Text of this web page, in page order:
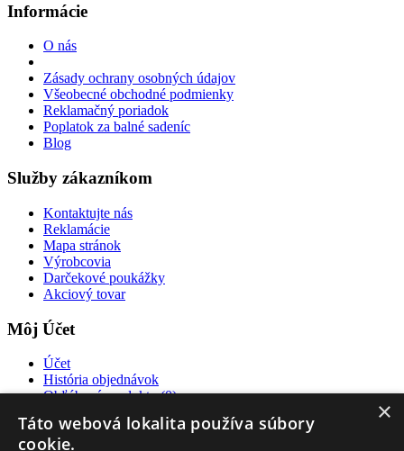
Informácie
O nás
Zásady ochrany osobných údajov
Všeobecné obchodné podmienky
Reklamačný poriadok
Poplatok za balné sadeníc
Blog
Služby zákazníkom
Kontaktujte nás
Reklamácie
Mapa stránok
Výrobcovia
Darčekové poukážky
Akciový tovar
Môj Účet
Účet
História objednávok
Obľúbené produkty (0)
×
Táto webová lokalita používa súbory
cookie.